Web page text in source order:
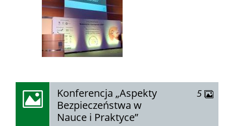
zobacz
galerię:
Konferencja „Aspekty
Bezpieczeństwa w
Nauce i Praktyce”
5 zdjęć